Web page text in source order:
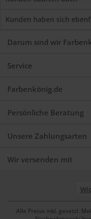
Kunden haben sich
Darum sind wir
Service
Farbenkönig.de
Persönliche Beratung
Unsere Zahlungsarten
Wir versenden mit
Alle Preise inkl. gesetzl.